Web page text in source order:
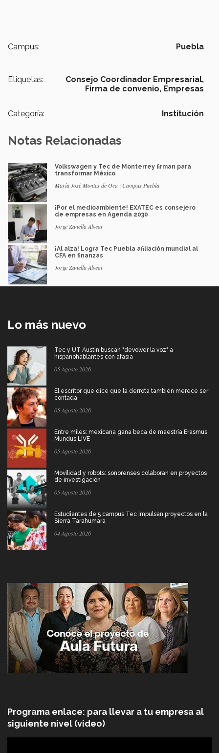
Campus: Puebla
Etiquetas:
Consejo Coordinador Empresarial,
Firma de convenio, Empresas
Categoría: Institución
Notas Relacionadas
Volkswagen y Tec de Monterrey firman para
transformar México
María José Montes de Oca | Campus Puebla
¡Por el medioambiente! EXATEC es consejero
de empresas en Agenda 2030
Jorge Zanella Alvear
¡Al alza! Logra Tec Puebla afiliación mundial al
CFA en finanzas
Jorge Zanella Alvear
Lo más nuevo
Tec y UT Austin buscan "devolver la voz" a
hispanohablantes con afasia
05 Agosto 2026
El escritor que dice que la derrota también merece ser
contada
05 Agosto 2026
Entre miles: mexicana gana beca de maestría Erasmus
Mundus LIVE
05 Agosto 2026
Movilidad y robots: sonorenses colaboran en proyectos
de investigación
05 Agosto 2026
Estudiantes de 5 campus Tec impulsan proyectos en la
Sierra Tarahumara
04 Agosto 2026
Programa enlace: para llevar a tu empresa al
siguiente nivel (video)